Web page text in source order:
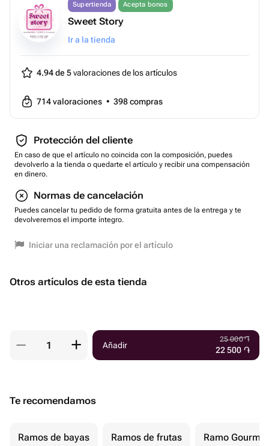
Supertienda Acepta bonos
Sweet Story
Ir a la tienda
4.94 de 5valoraciones de los artículos
714valoraciones • 398compras
Protección del cliente
En caso de que el artículo no coincida con la composición, puedes
devolverlo a la tienda o quedarte el artículo y recibir una compensación
en dinero.
Normas de cancelación
Puedes cancelar tu pedido de forma gratuita antes de la entrega y te
devolveremos el importe íntegro.
Iniciar una reclamación por el artículo
Otros artículos de esta tienda
Añadir
25 000֏
22 500 ֏
Te recomendamos
Ramos de bayas Ramos de frutas Ramo Gourmet